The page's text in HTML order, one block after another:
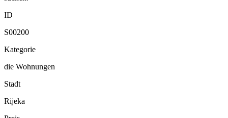
ID
S00200
Kategorie
die Wohnungen
Stadt
Rijeka